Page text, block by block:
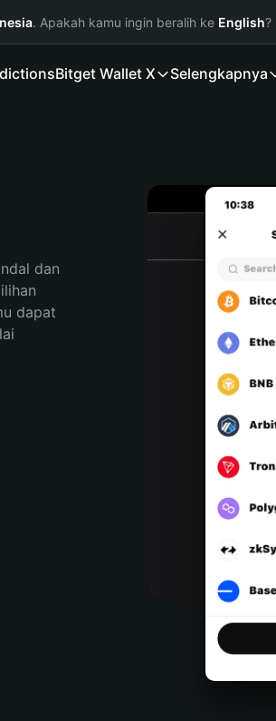
. Apakah kamu ingin beralih ke English?
Bitget Wallet X Selengkapnya
dan
dapat